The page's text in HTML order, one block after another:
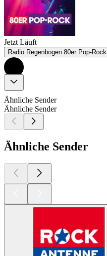
Jetzt Läuft
Radio Regenbogen 80er Pop-Rock
Ähnliche Sender
Ähnliche Sender
Ähnliche Sender